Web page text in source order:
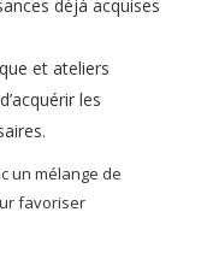
déjà acquises
et ateliers
les
un mélange de
favoriser